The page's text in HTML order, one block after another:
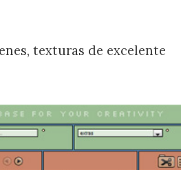
texturas de excelente